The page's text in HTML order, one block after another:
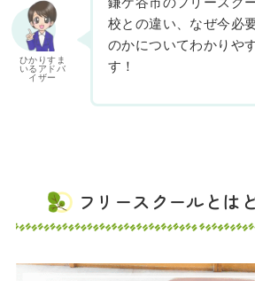
ひかりすま
いるアドバ
イザー
校との違い、なぜ今必
のかについてわかりや
す！
フリースクールとは